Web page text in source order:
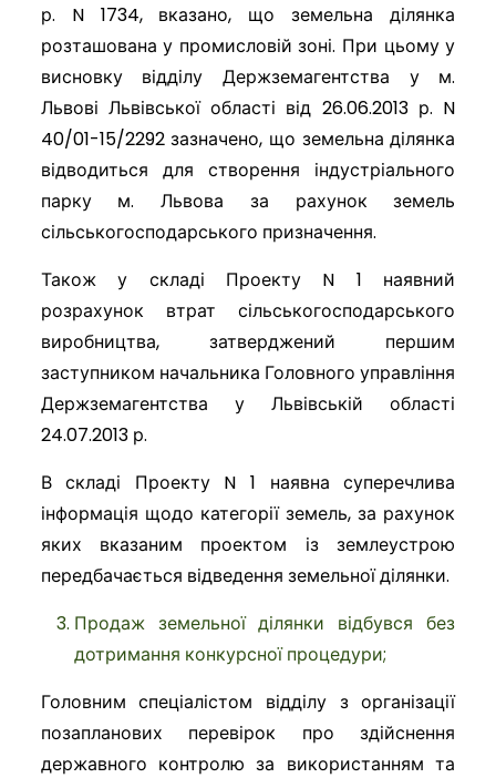
р. N 1734, вказано, що земельна ділянка
розташована у промисловій зоні. При цьому у
висновку відділу Держземагентства у м.
Львові Львівської області від 26.06.2013 р. N
40/01-15/2292 зазначено, що земельна ділянка
відводиться для створення індустріального
парку м. Львова за рахунок земель
сільськогосподарського призначення.
Також у складі Проекту N 1 наявний
розрахунок втрат сільськогосподарського
виробництва, затверджений першим
заступником начальника Головного управління
Держземагентства у Львівській області
24.07.2013 р.
В складі Проекту N 1 наявна суперечлива
інформація щодо категорії земель, за рахунок
яких вказаним проектом із землеустрою
передбачається відведення земельної ділянки.
Продаж земельної ділянки відбувся без
дотримання конкурсної процедури;
Головним спеціалістом відділу з організації
позапланових перевірок про здійснення
державного контролю за використанням та